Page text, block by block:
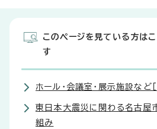
このページを見ている方は
す
ホール・会議室・展示施設など［
東日本大震災に関わる名古屋
組み